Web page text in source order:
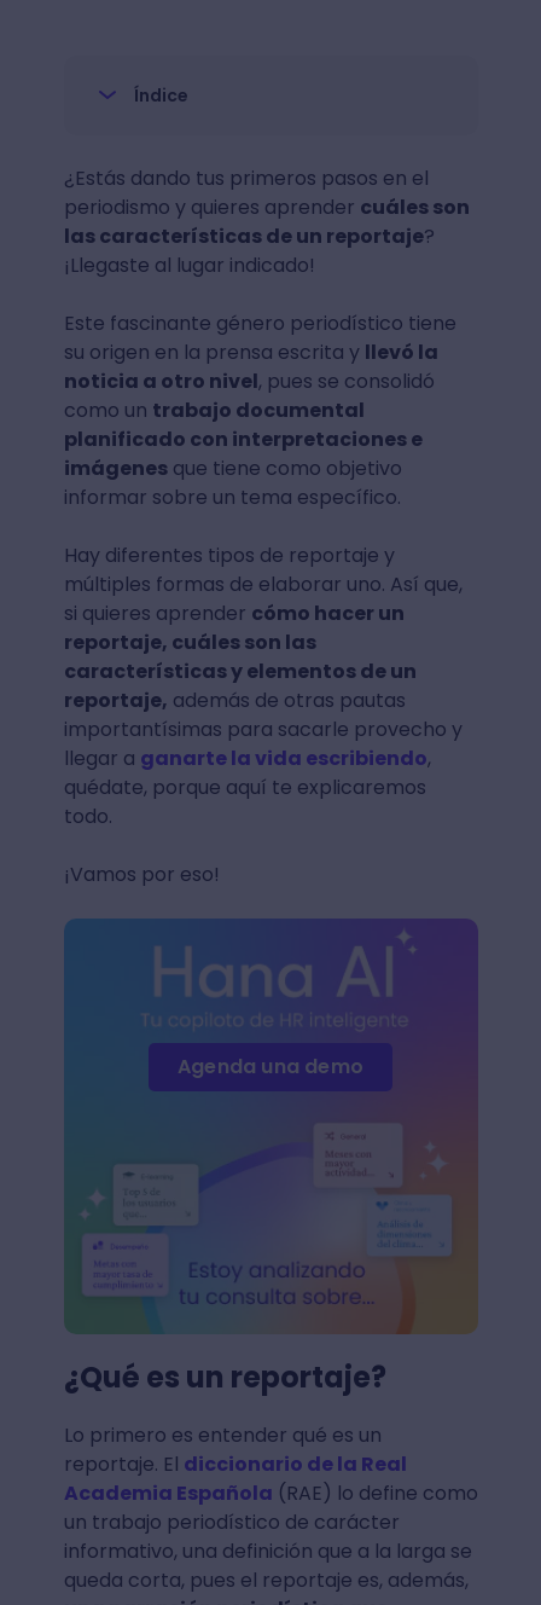
Índice
¿Estás dando tus primeros pasos en el
periodismo y quieres aprender cuáles son
las características de un reportaje?
¡Llegaste al lugar indicado!
Este fascinante género periodístico tiene
su origen en la prensa escrita y llevó la
noticia a otro nivel, pues se consolidó
como un trabajo documental
planificado con interpretaciones e
imágenesque tiene como objetivo
informar sobre un tema específico.
Hay diferentes tipos de reportaje y
múltiples formas de elaborar uno. Así que,
si quieres aprender cómo hacer un
reportaje, cuáles son las
características y elementos de un
reportaje, además de otras pautas
importantísimas para sacarle provecho y
llegar a ganarte la vida escribiendo,
quédate, porque aquí te explicaremos
todo.
¡Vamos por eso!
Agenda una demo
¿Qué es un reportaje?
Lo primero es entender qué es un
reportaje. El diccionario de la Real
Academia Española (RAE) lo define como
un trabajo periodístico de carácter
informativo, una definición que a la larga se
queda corta, pues el reportaje es, además,